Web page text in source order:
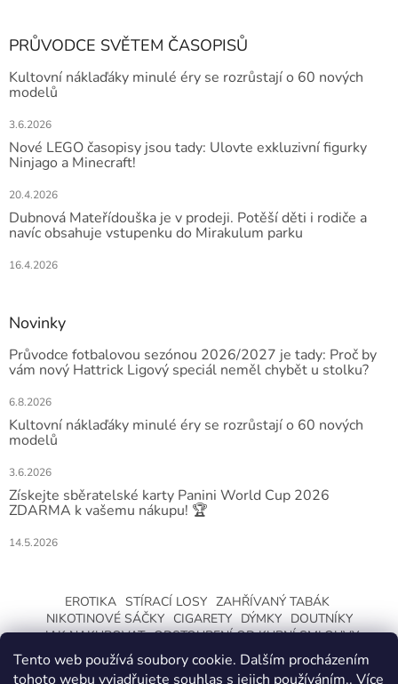
Tento web používá soubory cookie. Dalším procházením
tohoto webu vyjadřujete souhlas s jejich používáním.. Více
PRŮVODCE SVĚTEM ČASOPISŮ
Kultovní náklaďáky minulé éry se rozrůstají o 60 nových
modelů
3.6.2026
Nové LEGO časopisy jsou tady: Ulovte exkluzivní figurky
Ninjago a Minecraft!
20.4.2026
Dubnová Mateřídouška je v prodeji. Potěší děti i rodiče a
navíc obsahuje vstupenku do Mirakulum parku
16.4.2026
Novinky
Průvodce fotbalovou sezónou 2026/2027 je tady: Proč by
vám nový Hattrick Ligový speciál neměl chybět u stolku?
6.8.2026
Kultovní náklaďáky minulé éry se rozrůstají o 60 nových
modelů
3.6.2026
Získejte sběratelské karty Panini World Cup 2026
ZDARMA k vašemu nákupu! 🏆
14.5.2026
EROTIKA STÍRACÍ LOSY ZAHŘÍVANÝ TABÁK
NIKOTINOVÉ SÁČKY CIGARETY DÝMKY
DOUTNÍKY
JAK NAKUPOVAT ODSTOUPENÍ OD KUPNÍ SMLOUVY